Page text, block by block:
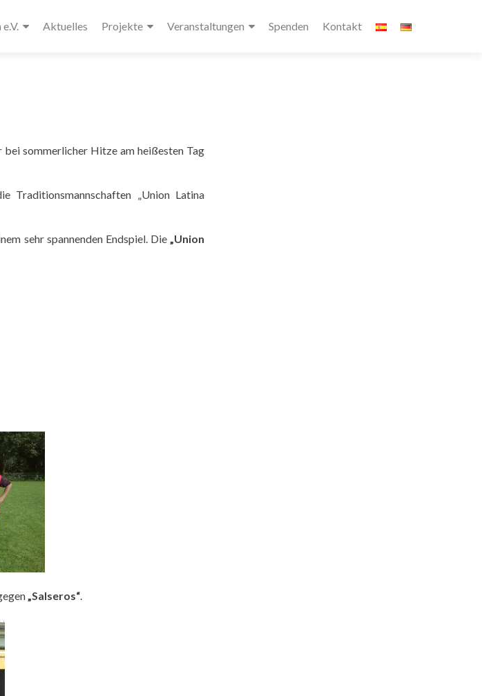
Aktuelles Projekte Veranstaltungen Spenden Kontakt
sommerlicher Hitze am heißesten Tag
Traditionsmannschaften „Union Latina
sehr spannenden Endspiel. Die„Union
„Salseros“.